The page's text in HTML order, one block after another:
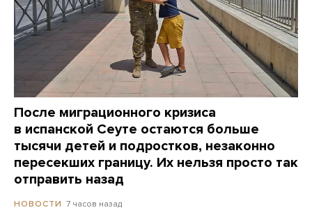
После миграционного кризиса
в испанской Сеуте остаются больше
тысячи детей и подростков, незаконно
пересекших границу. Их нельзя просто так
отправить назад
НОВОСТИ 7 часов назад